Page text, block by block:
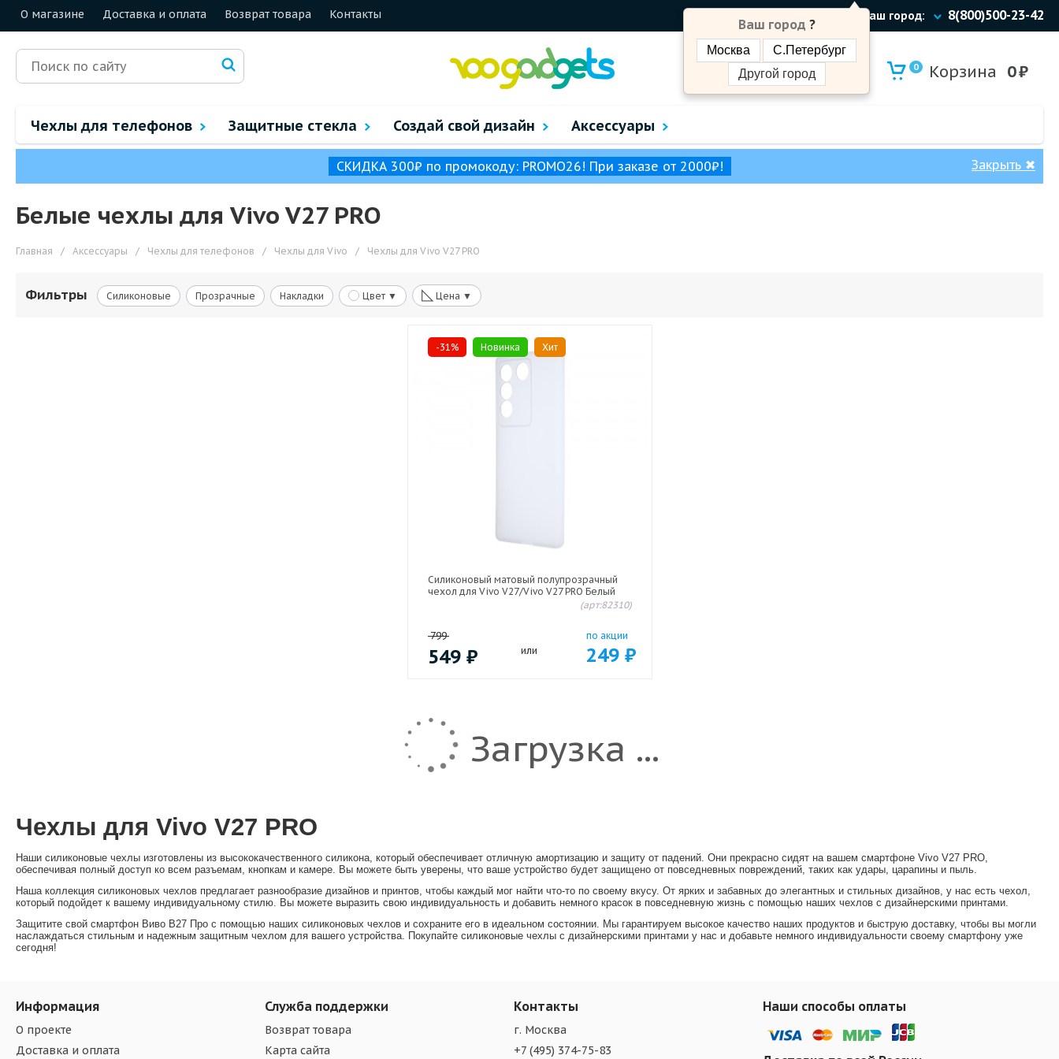
О магазине Доставка и оплата Возврат товара Контакты Ваш город:
Ваш город ?
Москва
С.Петербург
Другой город
8(800)500-23-42
0 Корзина 0₽
Чехлы для телефонов Защитные стекла Создай свой дизайн Аксессуары
СКИДКА 300₽ по промокоду: PROMO26! При заказе от 2000₽! Закрыть ✖
Белые чехлы для Vivo V27 PRO
Главная / Аксессуары / Чехлы для телефонов / Чехлы для Vivo / Чехлы для Vivo V27 PRO
Фильтры Силиконовые Прозрачные Накладки Цвет ▼ ◺ Цена ▼
-31% Новинка Хит
Силиконовый матовый полупрозрачный
чехол для Vivo V27/Vivo V27 PRO Белый
(арт:82310)
799
549 ₽ или
по акции
249 ₽
Загрузка ...
Чехлы для Vivo V27 PRO
Наши силиконовые чехлы изготовлены из высококачественного силикона, который обеспечивает отличную амортизацию и защиту от падений. Они прекрасно сидят на вашем смартфоне Vivo V27 PRO,
обеспечивая полный доступ ко всем разъемам, кнопкам и камере. Вы можете быть уверены, что ваше устройство будет защищено от повседневных повреждений, таких как удары, царапины и пыль.
Наша коллекция силиконовых чехлов предлагает разнообразие дизайнов и принтов, чтобы каждый мог найти что-то по своему вкусу. От ярких и забавных до элегантных и стильных дизайнов, у нас есть чехол,
который подойдет к вашему индивидуальному стилю. Вы можете выразить свою индивидуальность и добавить немного красок в повседневную жизнь с помощью наших чехлов с дизайнерскими принтами.
Защитите свой смартфон Виво В27 Про с помощью наших силиконовых чехлов и сохраните его в идеальном состоянии. Мы гарантируем высокое качество наших продуктов и быструю доставку, чтобы вы могли
наслаждаться стильным и надежным защитным чехлом для вашего устройства. Покупайте силиконовые чехлы с дизайнерскими принтами у нас и добавьте немного индивидуальности своему смартфону уже
сегодня!
Информация
О проекте
Доставка и оплата
Служба поддержки
Возврат товара
Карта сайта
Контакты
г. Москва
+7 (495) 374-75-83
Наши способы оплаты